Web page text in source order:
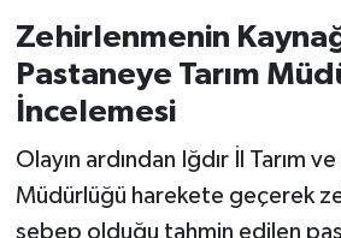
Zehirlenmenin
Pastaneye Tarım
İncelemesi
Olayın ardından Iğdır İl Tarım
Müdürlüğü harekete geçerek
sebep olduğu tahmin edilen